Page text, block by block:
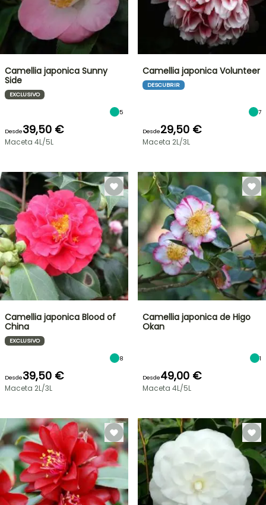
Camellia japonica Sunny
Side
EXCLUSIVO
5
Desde39,50 €
Maceta 4L/5L
Camellia japonica Volunteer
DESCUBRIR
7
Desde29,50 €
Maceta 2L/3L
Camellia japonica Blood of
China
EXCLUSIVO
8
Desde39,50 €
Maceta 2L/3L
Camellia japonica de Higo
Okan
1
Desde49,00 €
Maceta 4L/5L